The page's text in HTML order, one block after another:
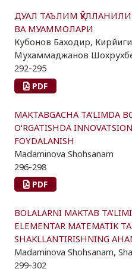
ДУАЛ ТАЪЛИМ
ВА МУАММОЛАРИ
Кубонов Баходир,
Мухаммаджанов
292-295
PDF
MAKTABGACHA TA’LIMDA
O‘RGATISHDA
FOYDALANISH
Madaminova Shohsanam
296-298
PDF
BOLALARNI MAKTAB
ELEMENTAR MATEMATIK
SHAKLLANTIRISHNING
Madaminova Shohsanam,
299-302